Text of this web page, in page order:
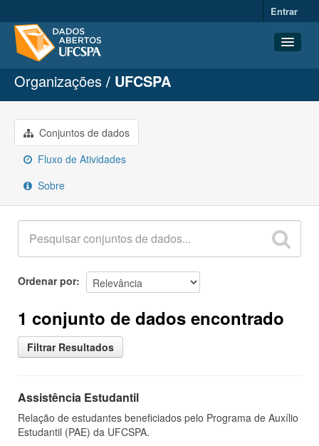
Entrar
Conjuntos de dados
Organizações
Grupos
Sobre
Organizações UFCSPA
Conjuntos de dados
Fluxo de Atividades
Sobre
Ordenar por
1 conjunto de dados encontrado
Filtrar Resultados
Assistência Estudantil
Relação de estudantes beneficiados pelo Programa de Auxílio
Estudantil (PAE) da UFCSPA.